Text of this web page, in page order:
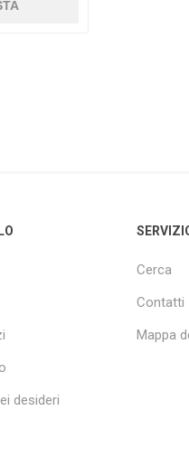
desideri
Cerca
Contatti
Mappa